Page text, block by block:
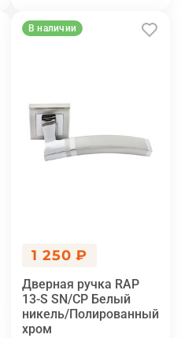
В наличии
1 250 ₽
Дверная ручка RAP
13-S SN/CP Белый
никель/Полированный
хром